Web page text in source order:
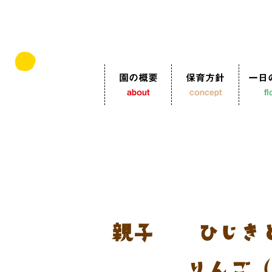
園の概要
about
保育方針
concept
一日
親子丼 ひじき